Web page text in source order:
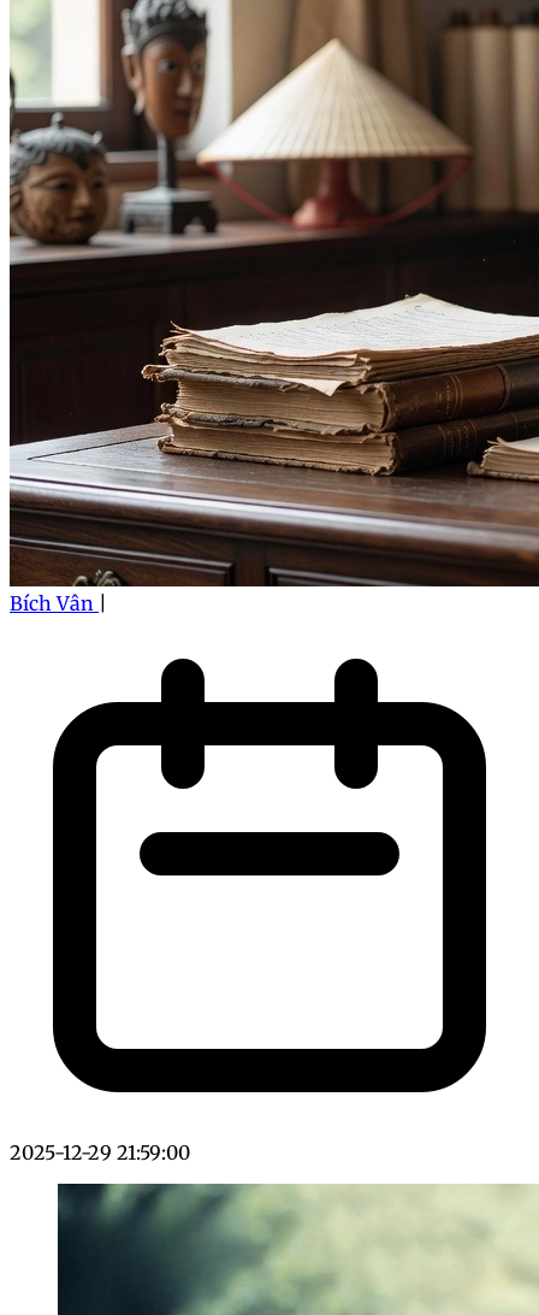
Bích Vân
2025-12-29 21:59:00